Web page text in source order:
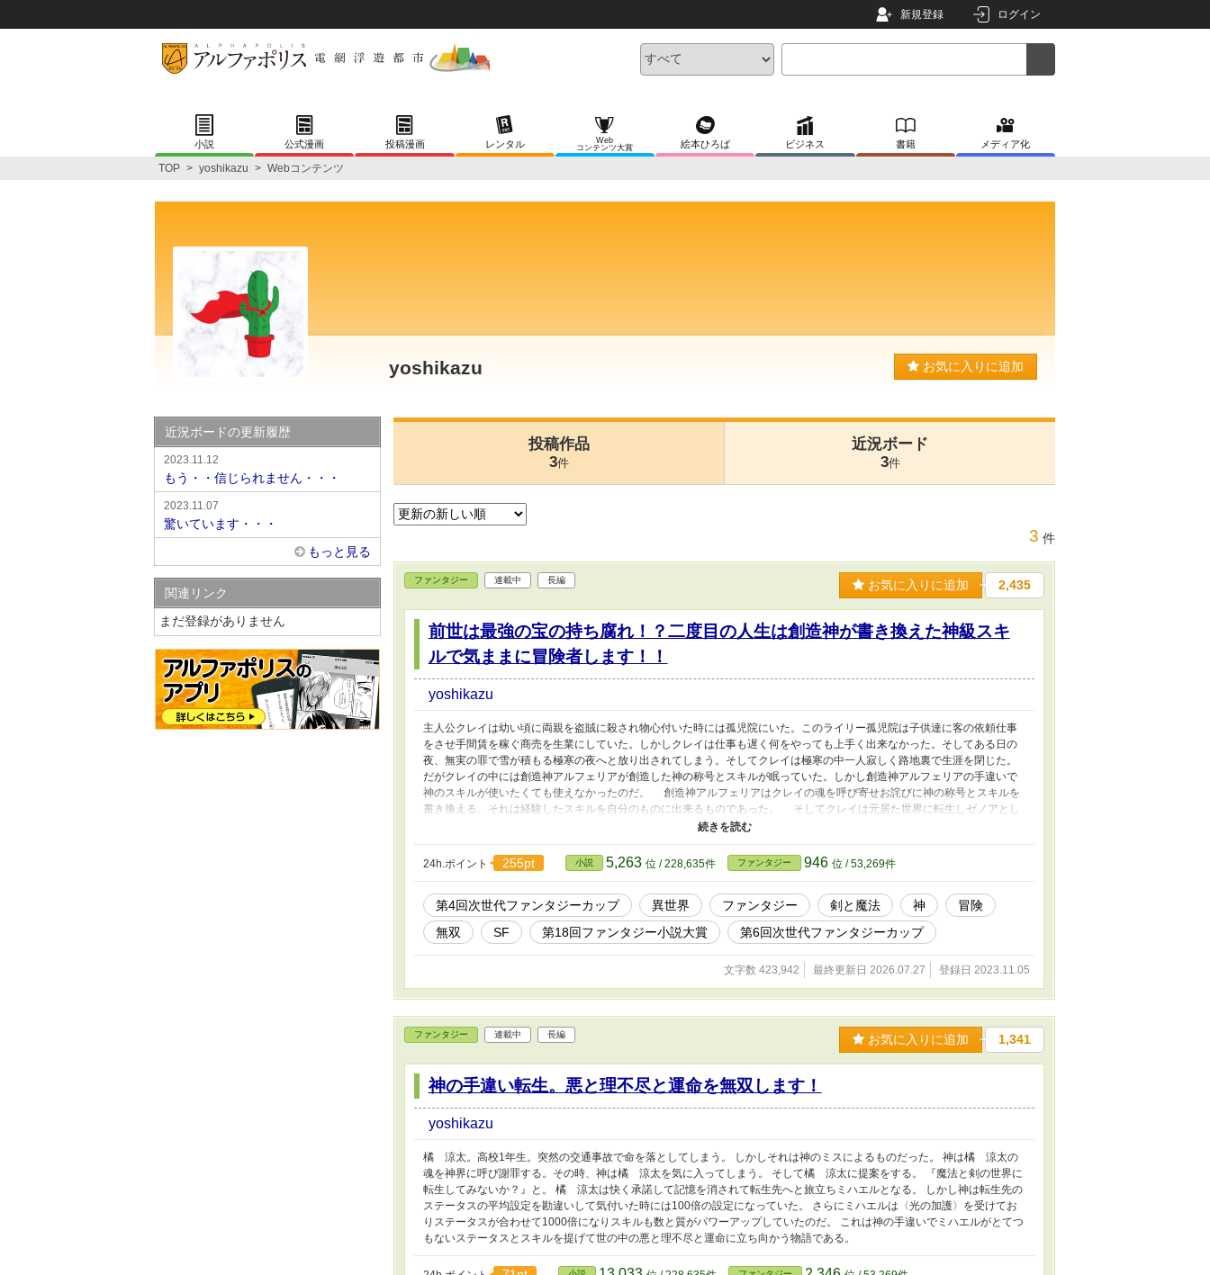
新規登録 ログイン
小説 公式漫画 投稿漫画 レンタル
Web
コンテンツ大賞
絵本ひろば ビジネス 書籍 メディア化
TOP > yoshikazu > Webコンテンツ
yoshikazu お気に入りに追加
投稿作品
3件
近況ボード
3件
3 件
ファンタジー 連載中 長編 お気に入りに追加 2,435
前世は最強の宝の持ち腐れ！？二度目の人生は創造神が書き換えた神級スキ
ルで気ままに冒険者します！！
yoshikazu
主人公クレイは幼い頃に両親を盗賊に殺され物心付いた時には孤児院にいた。このライリー孤児院は子供達に客の依頼仕事
をさせ手間賃を稼ぐ商売を生業にしていた。しかしクレイは仕事も遅く何をやっても上手く出来なかった。そしてある日の
夜、無実の罪で雪が積もる極寒の夜へと放り出されてしまう。そしてクレイは極寒の中一人寂しく路地裏で生涯を閉じた。
だがクレイの中には創造神アルフェリアが創造した神の称号とスキルが眠っていた。しかし創造神アルフェリアの手違いで
神のスキルが使いたくても使えなかったのだ。 創造神アルフェリアはクレイの魂を呼び寄せお詫びに神の称号とスキルを
書き換える。それは経験したスキルを自分のものに出来るものであった。 そしてクレイは元居た世界に転生しゼノアとし
て二度目の人生を始める。ここから前世での惨めな人生を振り払うように神級スキルを引っ提げて冒険者として突き進む少
年ゼノアの物語が始まる。
24h.ポイント
255pt 小説 5,263 位 / 228,635件 ファンタジー 946 位 / 53,269件
第4回次世代ファンタジーカップ 異世界 ファンタジー 剣と魔法 神
冒険
無双
SF 第18回ファンタジー小説大賞 第6回次世代ファンタジーカップ
文字数 423,942 最終更新日 2026.07.27 登録日 2023.11.05
ファンタジー 連載中 長編 お気に入りに追加 1,341
神の手違い転生。悪と理不尽と運命を無双します！
yoshikazu
橘 涼太。高校1年生。突然の交通事故で命を落としてしまう。 しかしそれは神のミスによるものだった。 神は橘 涼太の
魂を神界に呼び謝罪する。その時、神は橘 涼太を気に入ってしまう。 そして橘 涼太に提案をする。 『魔法と剣の世界に
転生してみないか？』と。 橘 涼太は快く承諾して記憶を消されて転生先へと旅立ちミハエルとなる。 しかし神は転生先の
ステータスの平均設定を勘違いして気付いた時には100倍の設定になっていた。 さらにミハエルは〈光の加護〉を受けてお
りステータスが合わせて1000倍になりスキルも数と質がパワーアップしていたのだ。 これは神の手違いでミハエルがとてつ
もないステータスとスキルを提げて世の中の悪と理不尽と運命に立ち向かう物語である。
近況ボードの更新履歴
2023.11.12
もう・・信じられません・・・
2023.11.07
驚いています・・・
もっと見る
関連リンク
まだ登録がありません